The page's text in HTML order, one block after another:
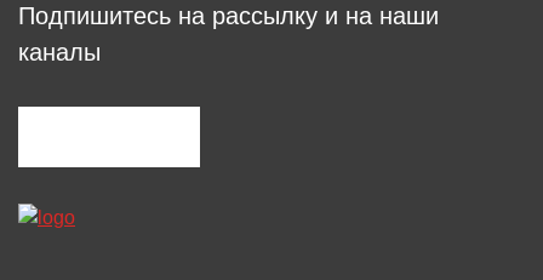
Подпишитесь на рассылку и на наши
каналы